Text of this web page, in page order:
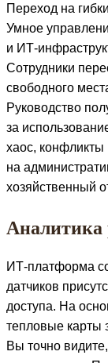
Переход на
Умное
и ИТ-
Сотрудники
свободного
Руководство
за
хаос, конфликты
на
хозяйственный
Аналитика
ИТ-платформа
датчиков
доступа. На
тепловые карты
Вы точно